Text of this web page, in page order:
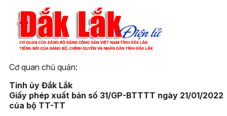
Cơ quan chủ quản:
Tỉnh ủy Đắk Lắk
Giấy phép xuất bản số 31/GP-BTTTT ngày 21/01/2022
của bộ TT-TT